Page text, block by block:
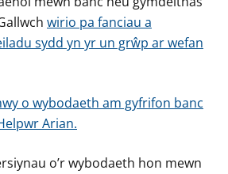
wirio pa fanciau a
sydd yn yr un grŵp ar wefan
o wybodaeth am gyfrifon banc
Arian.
o’r wybodaeth hon mewn